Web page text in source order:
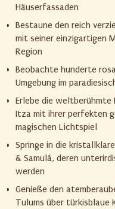
Häuserfassaden
Bestaune den reich
mit seiner einzigartigen
Region
Beobachte hunderte
Umgebung im
Erlebe die weltberühmte
Itza mit ihrer perfekten
magischen Lichtspiel
Springe in die
& Samulá, deren
werden
Genieße den
Tulums über türkisblaue